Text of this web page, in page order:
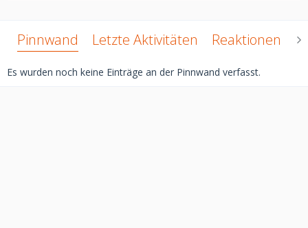
Pinnwand Letzte Aktivitäten Reaktionen
Es wurden noch keine Einträge an der Pinnwand verfasst.